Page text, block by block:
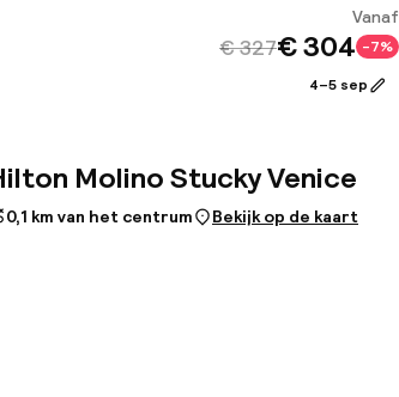
Vanaf
€ 327€ 304 -7%
4–5 sep
Molino Stucky Venice
0,1 km van het centrum Bekijk op de kaart